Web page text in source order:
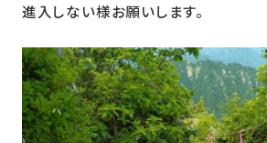
進入しない様お願いします。